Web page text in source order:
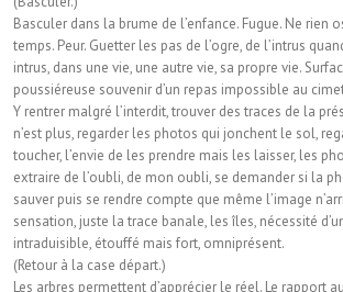
Basculer dans la brume de l’enfance. Fugue. Ne rien
temps. Peur. Guetter les pas de l’ogre, de l’intrus
intrus, dans une vie, une autre vie, sa propre vie.
poussiéreuse souvenir d’un repas impossible au
Y rentrer malgré l’interdit, trouver des traces de la
n’est plus, regarder les photos qui jonchent le sol,
toucher, l’envie de les prendre mais les laisser, les
extraire de l’oubli, de mon oubli, se demander si la
sauver puis se rendre compte que même l’image
sensation, juste la trace banale, les îles, nécessité
intraduisible, étouffé mais fort, omniprésent.
(Retour à la case départ.)
Les arbres permettent d’apprécier le réel. Le rapport